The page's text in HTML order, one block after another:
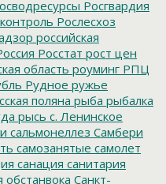
Росгвардия
Рослесхоз
российская
Росстат рост цен
область роуминг РПЦ
Рудное ружье
поляна рыба рыбалка
рысь с. Ленинское
сальмонеллез Самбери
самозанятые самолет
санация санитария
обстанвока Санкт-